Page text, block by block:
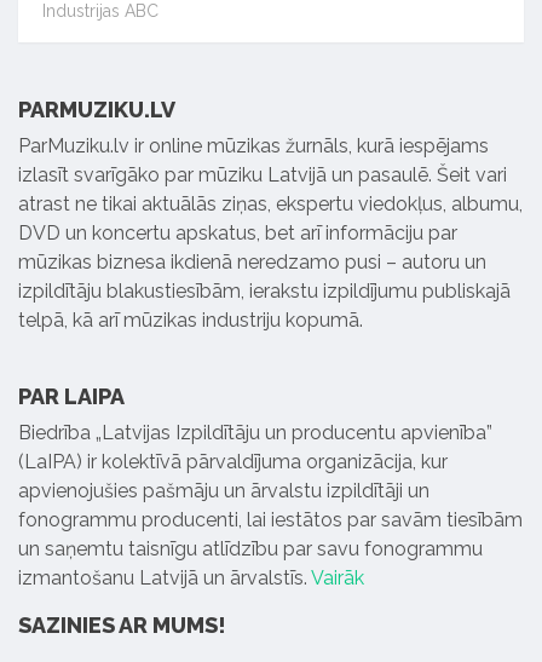
Industrijas ABC
PARMUZIKU.LV
ParMuziku.lv ir online mūzikas žurnāls, kurā iespējams
izlasīt svarīgāko par mūziku Latvijā un pasaulē. Šeit vari
atrast ne tikai aktuālās ziņas, ekspertu viedokļus, albumu,
DVD un koncertu apskatus, bet arī informāciju par
mūzikas biznesa ikdienā neredzamo pusi – autoru un
izpildītāju blakustiesībām, ierakstu izpildījumu publiskajā
telpā, kā arī mūzikas industriju kopumā.
PAR LAIPA
Biedrība „Latvijas Izpildītāju un producentu apvienība”
(LaIPA) ir kolektīvā pārvaldījuma organizācija, kur
apvienojušies pašmāju un ārvalstu izpildītāji un
fonogrammu producenti, lai iestātos par savām tiesībām
un saņemtu taisnīgu atlīdzību par savu fonogrammu
izmantošanu Latvijā un ārvalstīs. Vairāk
SAZINIES AR MUMS!